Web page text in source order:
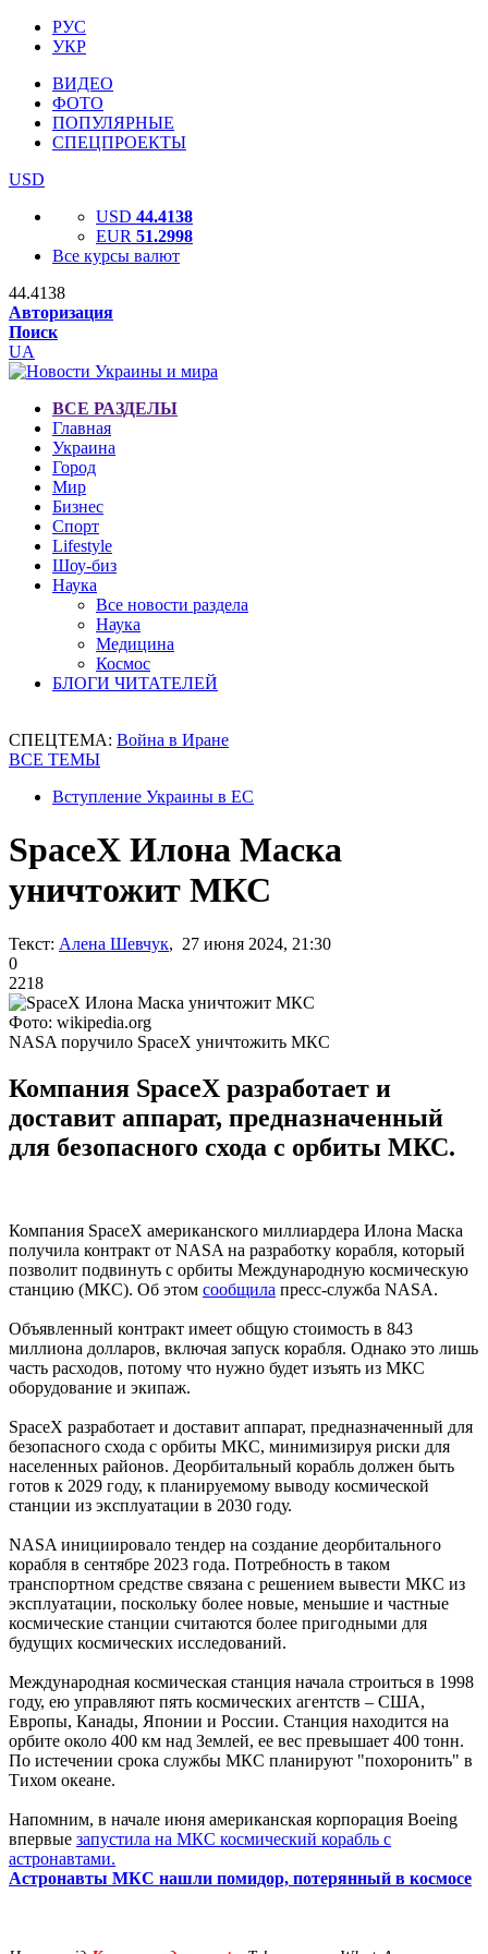
РУС
УКР
ВИДЕО
ФОТО
ПОПУЛЯРНЫЕ
СПЕЦПРОЕКТЫ
USD
USD 44.4138
EUR 51.2998
Все курсы валют
44.4138
Авторизация
Поиск
UA
ВСЕ РАЗДЕЛЫ
Главная
Украина
Город
Мир
Бизнес
Спорт
Lifestyle
Шоу-биз
Наука
Все новости раздела
Наука
Медицина
Космос
БЛОГИ ЧИТАТЕЛЕЙ
СПЕЦТЕМА: Война в Иране
ВСЕ ТЕМЫ
Вступление Украины в ЕС
SpaceX Илона Маска
уничтожит МКС
Текст: Алена Шевчук, 27 июня 2024, 21:30
0
2218
Фото: wikipedia.org
NASA поручило SpaceX уничтожить МКС
Компания SpaceX разработает и
доставит аппарат, предназначенный
для безопасного схода с орбиты МКС.
Компания SpaceX американского миллиардера Илона Маска
получила контракт от NASA на разработку корабля, который
позволит подвинуть с орбиты Международную космическую
станцию ​​(МКС). Об этом сообщила пресс-служба NASA.
Объявленный контракт имеет общую стоимость в 843
миллиона долларов, включая запуск корабля. Однако это лишь
часть расходов, потому что нужно будет изъять из МКС
оборудование и экипаж.
SpaceX разработает и доставит аппарат, предназначенный для
безопасного схода с орбиты МКС, минимизируя риски для
населенных районов. Деорбитальный корабль должен быть
готов к 2029 году, к планируемому выводу космической
станции из эксплуатации в 2030 году.
NASA инициировало тендер на создание деорбитального
корабля в сентябре 2023 года. Потребность в таком
транспортном средстве связана с решением вывести МКС из
эксплуатации, поскольку более новые, меньшие и частные
космические станции считаются более пригодными для
будущих космических исследований.
Международная космическая станция начала строиться в 1998
году, ею управляют пять космических агентств – США,
Европы, Канады, Японии и России. Станция находится на
орбите около 400 км над Землей, ее вес превышает 400 тонн.
По истечении срока службы МКС планируют "похоронить" в
Тихом океане.
Напомним, в начале июня американская корпорация Boeing
впервые запустила на МКС космический корабль с
астронавтами.
Астронавты МКС нашли помидор, потерянный в космосе